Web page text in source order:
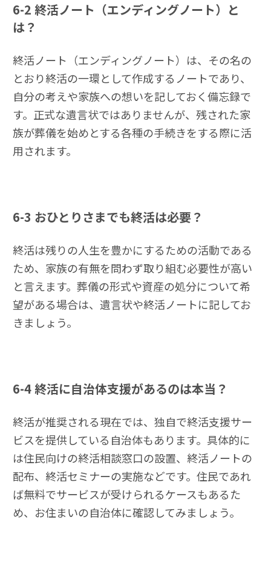
6-2 終活ノート（エンディングノート）と
は？
終活ノート（エンディングノート）は、その名の
とおり終活の一環として作成するノートであり、
自分の考えや家族への想いを記しておく備忘録で
す。正式な遺言状ではありませんが、残された家
族が葬儀を始めとする各種の手続きをする際に活
用されます。
6-3 おひとりさまでも終活は必要？
終活は残りの人生を豊かにするための活動である
ため、家族の有無を問わず取り組む必要性が高い
と言えます。葬儀の形式や資産の処分について希
望がある場合は、遺言状や終活ノートに記してお
きましょう。
6-4終活に自治体支援があるのは本当？
終活が推奨される現在では、独自で終活支援サー
ビスを提供している自治体もあります。具体的に
は住民向けの終活相談窓口の設置、終活ノートの
配布、終活セミナーの実施などです。住民であれ
ば無料でサービスが受けられるケースもあるた
め、お住まいの自治体に確認してみましょう。